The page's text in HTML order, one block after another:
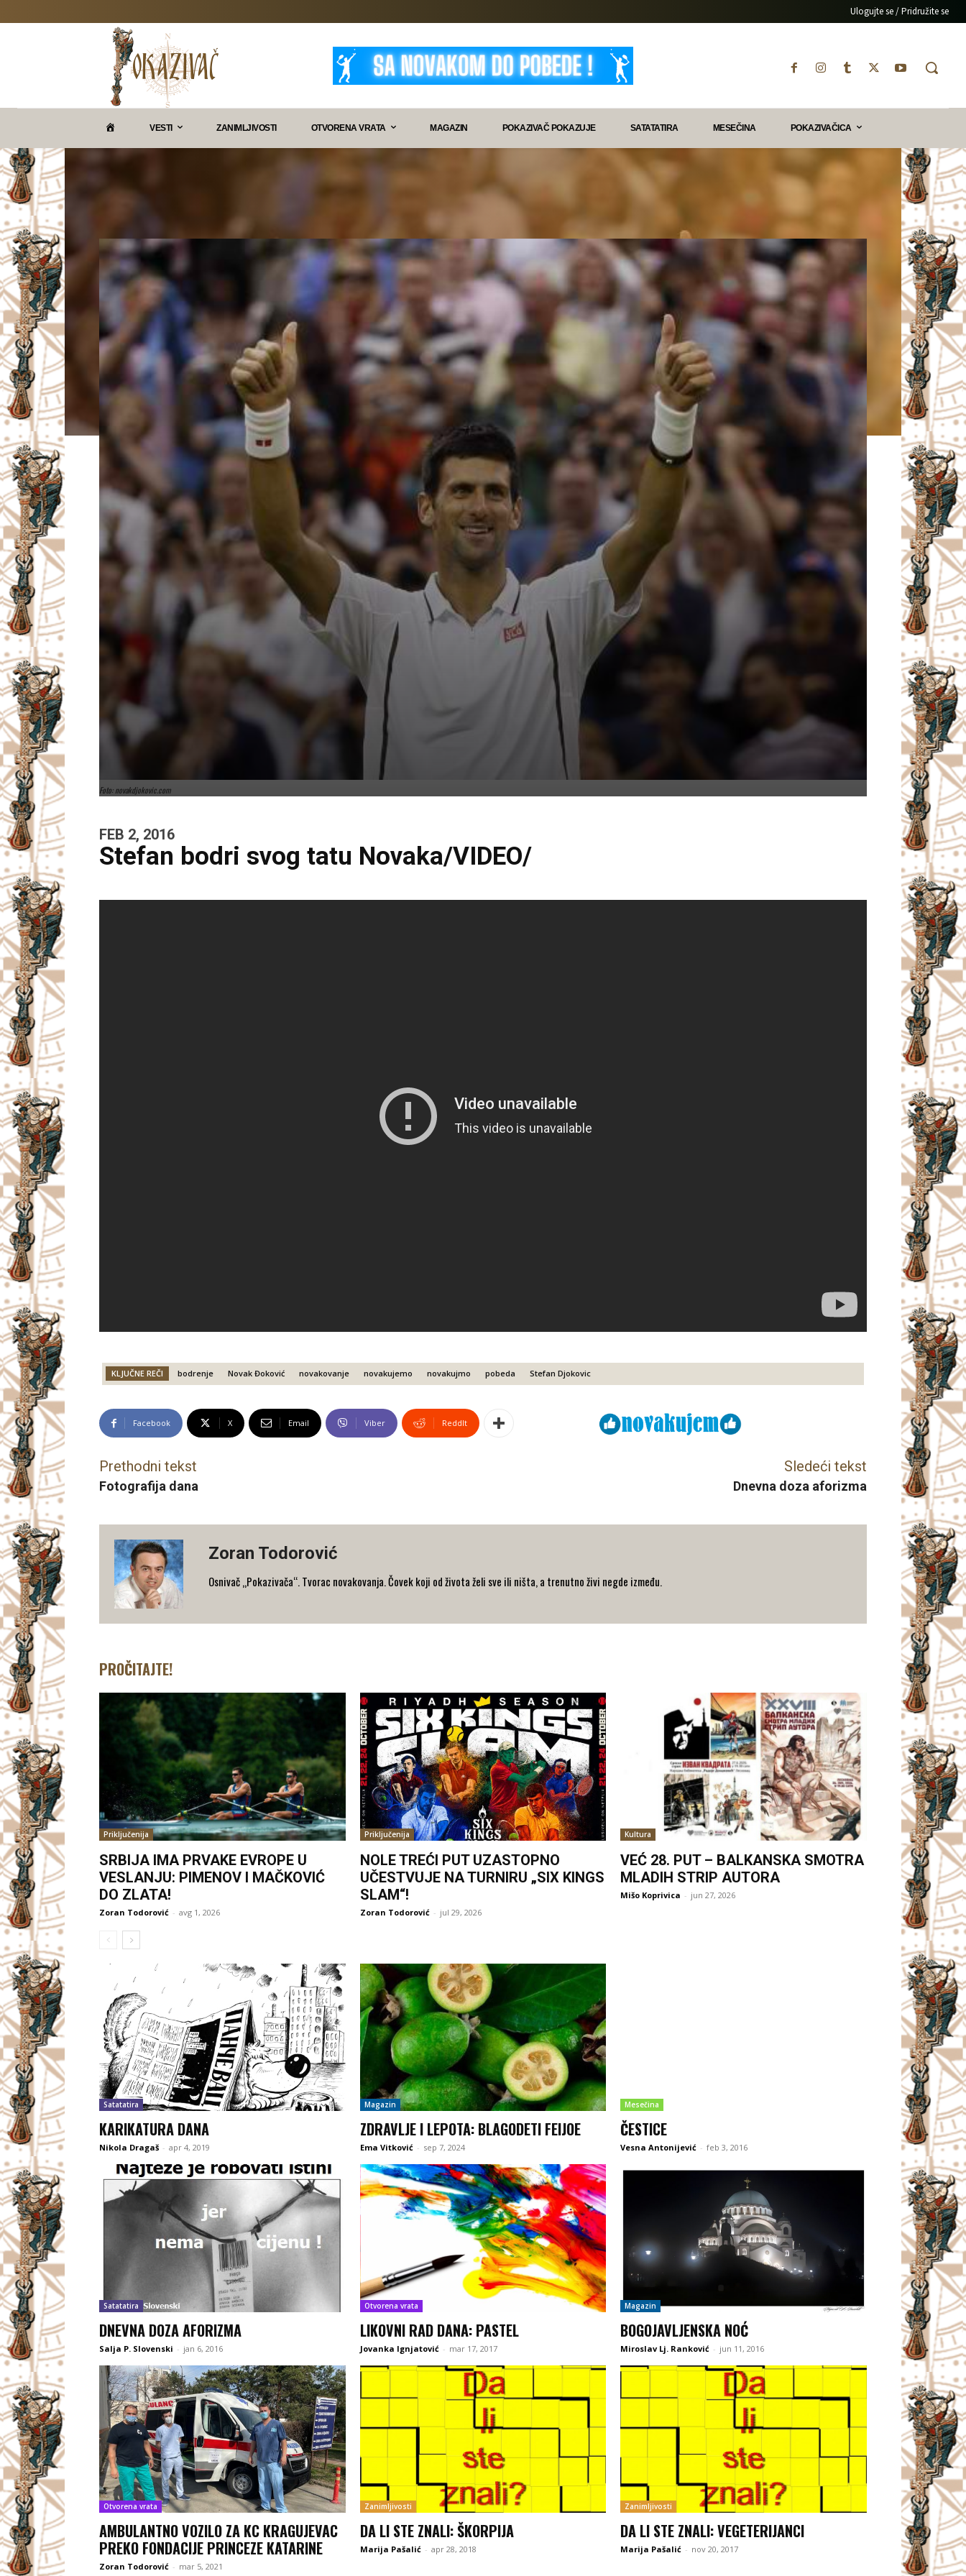
Ulogujte se / Pridružite se
Z
I
VESTI ZANIMLJIVOSTI OTVORENA VRATA MAGAZIN POKAZIVAČ POKAZUJE SATATATIRA MESEČINA POKAZIVAČICA
Foto: novakdjokovic.com
FEB 2, 2016
Stefan bodri svog tatu Novaka/VIDEO/
KLJUČNE REČI bodrenje Novak Đoković novakovanje novakujemo novakujmo pobeda Stefan Djokovic
Facebook X Email Viber ReddIt
Prethodni tekst
Fotografija dana
Sledeći tekst
Dnevna doza aforizma
Zoran Todorović
Osnivač „Pokazivača“. Tvorac novakovanja. Čovek koji od života želi sve ili ništa, a trenutno živi negde između.
PROČITAJTE!
Priključenija
SRBIJA IMA PRVAKE EVROPE U
VESLANJU: PIMENOV I MAČKOVIĆ
DO ZLATA!
Zoran Todorović - avg 1, 2026
Priključenija
NOLE TREĆI PUT UZASTOPNO
UČESTVUJE NA TURNIRU „SIX KINGS
SLAM“!
Zoran Todorović - jul 29, 2026
Kultura
VEĆ 28. PUT – BALKANSKA SMOTRA
MLADIH STRIP AUTORA
Mišo Koprivica - jun 27, 2026
Satatatira
KARIKATURA DANA
Nikola Dragaš - apr 4, 2019
Magazin
ZDRAVLJE I LEPOTA: BLAGODETI FEIJOE
Ema Vitković - sep 7, 2024
Mesečina
ČESTICE
Vesna Antonijević - feb 3, 2016
Satatatira
DNEVNA DOZA AFORIZMA
Salja P. Slovenski - jan 6, 2016
Otvorena vrata
LIKOVNI RAD DANA: PASTEL
Jovanka Ignjatović - mar 17, 2017
Magazin
BOGOJAVLJENSKA NOĆ
Miroslav Lj. Ranković - jun 11, 2016
Otvorena vrata
AMBULANTNO VOZILO ZA KC KRAGUJEVAC
PREKO FONDACIJE PRINCEZE KATARINE
Zoran Todorović - mar 5, 2021
Zanimljivosti
DA LI STE ZNALI: ŠKORPIJA
Marija Pašalić - apr 28, 2018
Zanimljivosti
DA LI STE ZNALI: VEGETERIJANCI
Marija Pašalić - nov 20, 2017